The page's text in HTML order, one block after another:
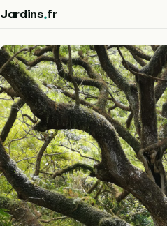
Jardins.fr